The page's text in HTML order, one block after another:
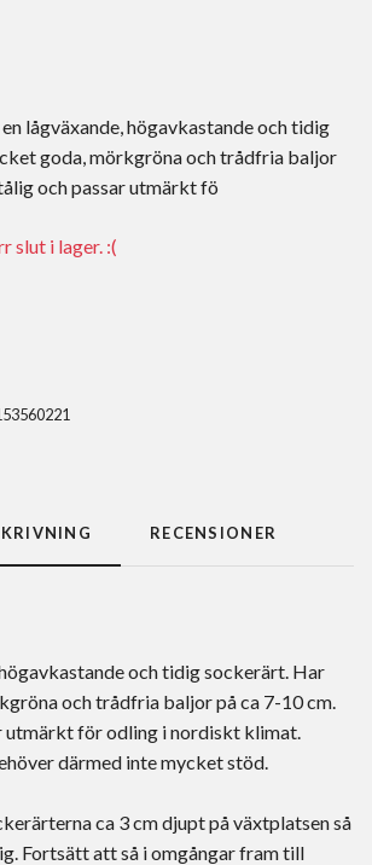
lågväxande, högavkastande och tidig
goda, mörkgröna och trådfria baljor
och passar utmärkt fö
slut i lager. :(
RECENSIONER
och tidig sockerärt. Har
och trådfria baljor på ca 7-10 cm.
utmärkt för odling i nordiskt klimat.
därmed inte mycket stöd.
ca 3 cm djupt på växtplatsen så
Fortsätt att så i omgångar fram till